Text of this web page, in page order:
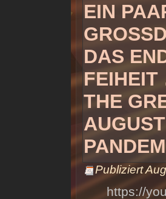
EIN
AS
EIHEIT
HE
UGUST
Publiziert
https://